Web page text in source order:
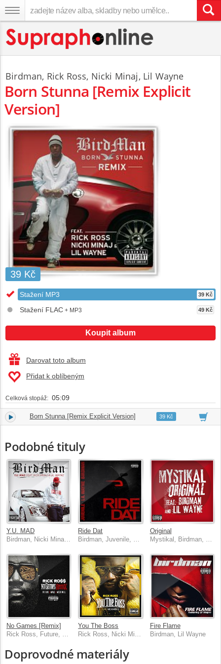
Birdman, Rick Ross, Nicki Minaj, Lil Wayne
Born Stunna [Remix Explicit
Version]
39 Kč
Stažení MP3 39 Kč
Stažení FLAC + MP3 49 Kč
Koupit album
Darovat toto album
Přidat k oblíbeným
Celková stopáž: 05:09
1. Born Stunna [Remix Explicit Version] 05:0939 Kč
Podobné tituly
Y.U. MAD
Ride Dat
Original
No Games [Remix]
Rick Ross, Future, Wale, Meek Mill
You The Boss
Rick Ross, Nicki Minaj
Fire Flame
Birdman, Lil Wayne
Doprovodné materiály